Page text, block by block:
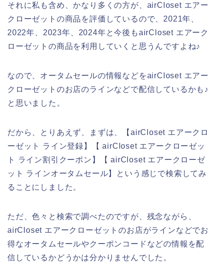
それに私も含め、かなり多くの方が、airCloset エアー
クローゼットの商品を評価しているので、2021年、
2022年、2023年、2024年と今後もairCloset エアーク
ローゼットの商品を利用していくと思うんですよね♪
なので、オータムセールの情報などをairCloset エアー
クローゼットのお店のラインなどで配信しているかも♪
と思いました。
だから、とりあえず、まずは、【airCloset エアークロ
ーゼット ライン登録】【 airCloset エアークローゼッ
ト ライン割引クーポン】【 airCloset エアークローゼ
ット ラインオータムセール】という感じで検索してみ
ることにしました。
ただ、色々と検索で調べたのですが、残念ながら、
airCloset エアークローゼットのお店がラインなどでお
得なオータムセールやクーポンコードなどの情報を配
信しているかどうかは分かりませんでした。